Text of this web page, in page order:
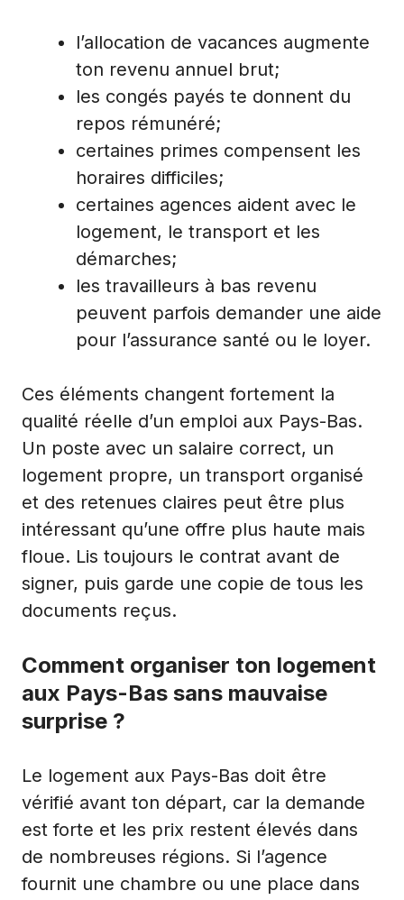
l’allocation de vacances augmente
ton revenu annuel brut;
les congés payés te donnent du
repos rémunéré;
certaines primes compensent les
horaires difficiles;
certaines agences aident avec le
logement, le transport et les
démarches;
les travailleurs à bas revenu
peuvent parfois demander une aide
pour l’assurance santé ou le loyer.
Ces éléments changent fortement la
qualité réelle d’un emploi aux Pays-Bas.
Un poste avec un salaire correct, un
logement propre, un transport organisé
et des retenues claires peut être plus
intéressant qu’une offre plus haute mais
floue. Lis toujours le contrat avant de
signer, puis garde une copie de tous les
documents reçus.
Comment organiser ton logement
aux Pays-Bas sans mauvaise
surprise ?
Le logement aux Pays-Bas doit être
vérifié avant ton départ, car la demande
est forte et les prix restent élevés dans
de nombreuses régions. Si l’agence
fournit une chambre ou une place dans